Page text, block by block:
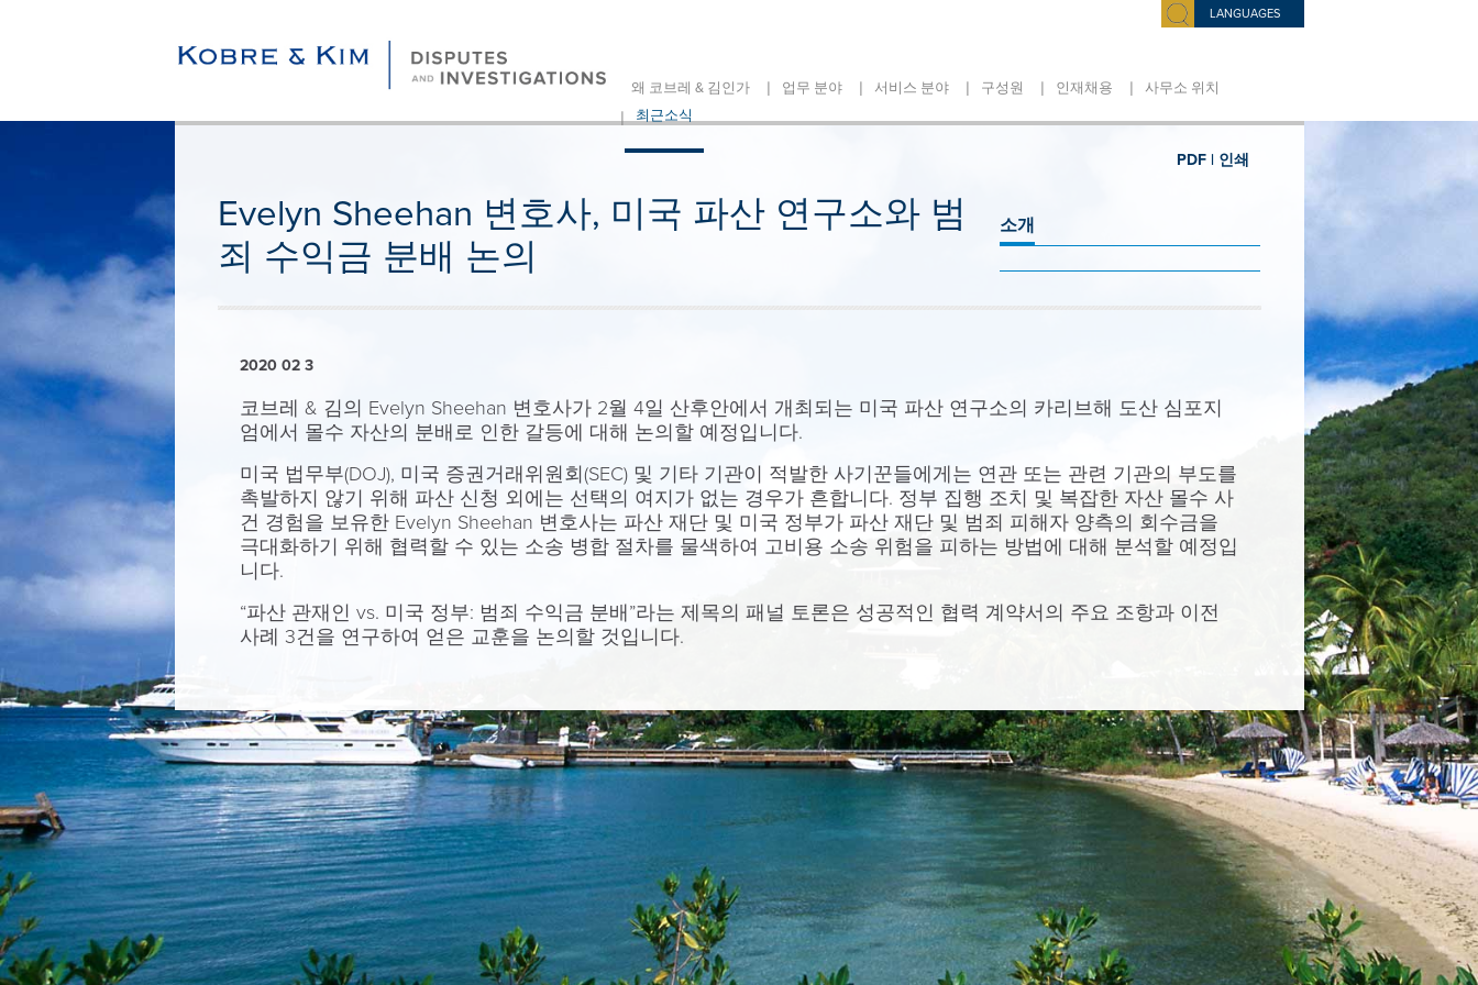
LANGUAGES
왜 코브레 & 김인가 | 업무 분야 | 서비스 분야 | 구성원 | 인재채용 | 사무소 위치
| 최근소식
인쇄
PDF |
Evelyn Sheehan 변호사, 미국 파산 연구소와 범
죄 수익금 분배 논의
소개
2020 02 3
코브레 & 김의 Evelyn Sheehan 변호사가 2월 4일 산후안에서 개최되는 미국 파산 연구소의 카리브해 도산 심포지
엄에서 몰수 자산의 분배로 인한 갈등에 대해 논의할 예정입니다.
미국 법무부(DOJ), 미국 증권거래위원회(SEC) 및 기타 기관이 적발한 사기꾼들에게는 연관 또는 관련 기관의 부도를
촉발하지 않기 위해 파산 신청 외에는 선택의 여지가 없는 경우가 흔합니다. 정부 집행 조치 및 복잡한 자산 몰수 사
건 경험을 보유한 Evelyn Sheehan 변호사는 파산 재단 및 미국 정부가 파산 재단 및 범죄 피해자 양측의 회수금을
극대화하기 위해 협력할 수 있는 소송 병합 절차를 물색하여 고비용 소송 위험을 피하는 방법에 대해 분석할 예정입
니다.
“파산 관재인 vs. 미국 정부: 범죄 수익금 분배”라는 제목의 패널 토론은 성공적인 협력 계약서의 주요 조항과 이전
사례 3건을 연구하여 얻은 교훈을 논의할 것입니다.